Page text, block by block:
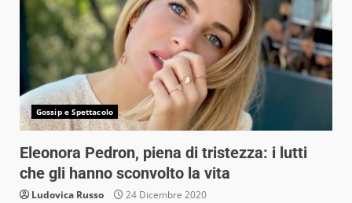
Gossip e Spettacolo
Eleonora Pedron, piena di tristezza: i lutti
che gli hanno sconvolto la vita
Ludovica Russo 24 Dicembre 2020